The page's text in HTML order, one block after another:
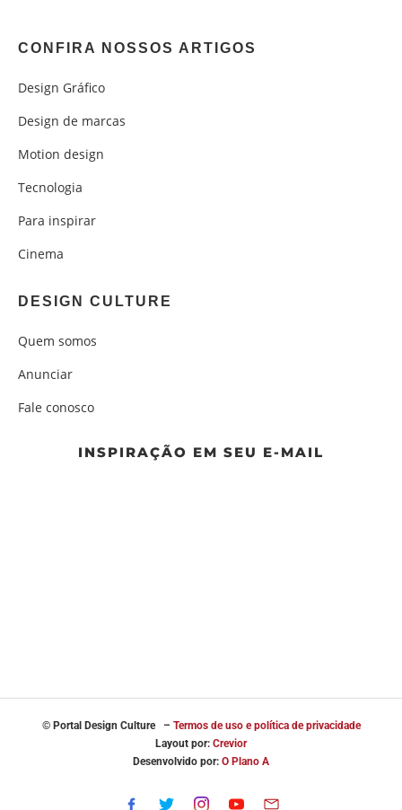
CONFIRA NOSSOS ARTIGOS
Design Gráfico
Design de marcas
Motion design
Tecnologia
Para inspirar
Cinema
DESIGN CULTURE
Quem somos
Anunciar
Fale conosco
INSPIRAÇÃO EM SEU E-MAIL
© Portal Design Culture – Termos de uso e política de privacidade
Layout por: Crevior
Desenvolvido por: O Plano A